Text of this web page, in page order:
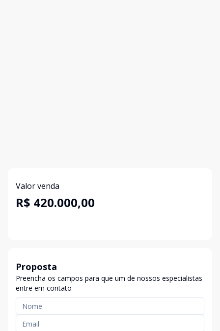
Valor venda
R$ 420.000,00
Proposta
Preencha os campos para que um de nossos especialistas
entre em contato